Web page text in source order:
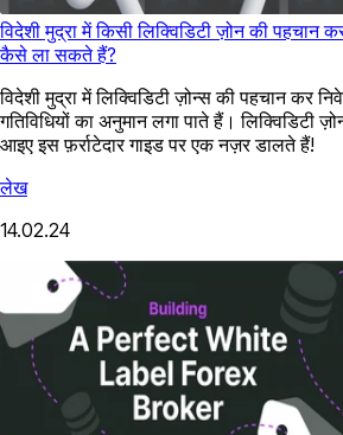
विदेशी मुद्रा में किसी लिक्विडिटी ज़ोन की पहचान
कैसे ला सकते हैं?
विदेशी मुद्रा में लिक्विडिटी ज़ोन्स की पहचान कर
गतिविधियों का अनुमान लगा पाते हैं। लिक्विडिटी
आइए इस फ़र्राटेदार गाइड पर एक नज़र डालते हैं!
लेख
14.02.24